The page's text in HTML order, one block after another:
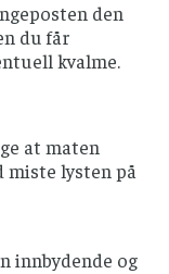
den
du får
kvalme.
at maten
miste lysten på
innbydende og